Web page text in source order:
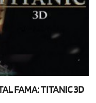
FAMA: TITANIC 3D